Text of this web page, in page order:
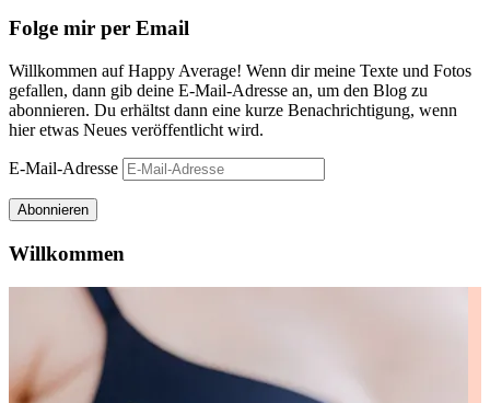
Folge mir per Email
Willkommen auf Happy Average! Wenn dir meine Texte und Fotos
gefallen, dann gib deine E-Mail-Adresse an, um den Blog zu
abonnieren. Du erhältst dann eine kurze Benachrichtigung, wenn
hier etwas Neues veröffentlicht wird.
E-Mail-Adresse
Abonnieren
Willkommen